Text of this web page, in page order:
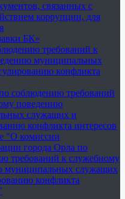
связанных с
коррупции, для
БК»
требований к
муниципальных
конфликта
соблюдению требований
поведению
служащих и
конфликта интересов
"О комиссии
города Орла по
требований к служебному
муниципальных служащих
конфликта